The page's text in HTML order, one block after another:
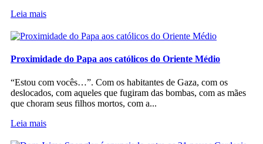
Leia mais
Proximidade do Papa aos católicos do Oriente Médio
“Estou com vocês…”. Com os habitantes de Gaza, com os
deslocados, com aqueles que fugiram das bombas, com as mães
que choram seus filhos mortos, com a...
Leia mais